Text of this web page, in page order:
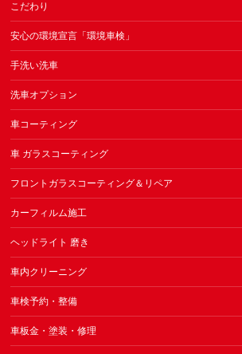
こだわり
安心の環境宣言「環境車検」
手洗い洗車
洗車オプション
車コーティング
車 ガラスコーティング
フロントガラスコーティング＆リペア
カーフィルム施工
ヘッドライト 磨き
車内クリーニング
車検予約・整備
車板金・塗装・修理